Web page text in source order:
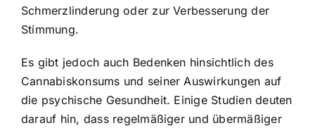
Schmerzlinderung oder zur Verbesserung der
Stimmung.
Es gibt jedoch auch Bedenken hinsichtlich des
Cannabiskonsums und seiner Auswirkungen auf
die psychische Gesundheit. Einige Studien deuten
darauf hin, dass regelmäßiger und übermäßiger